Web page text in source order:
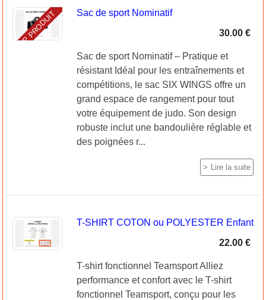
TOP PRODUIT
Sac de sport Nominatif
30.00 €
Sac de sport Nominatif – Pratique et
résistant Idéal pour les entraînements et
compétitions, le sac SIX WINGS offre un
grand espace de rangement pour tout
votre équipement de judo. Son design
robuste inclut une bandoulière réglable et
des poignées r...
Lire la suite
T-SHIRT COTON ou POLYESTER Enfant
22.00 €
T-shirt fonctionnel Teamsport Alliez
performance et confort avec le T-shirt
fonctionnel Teamsport, conçu pour les